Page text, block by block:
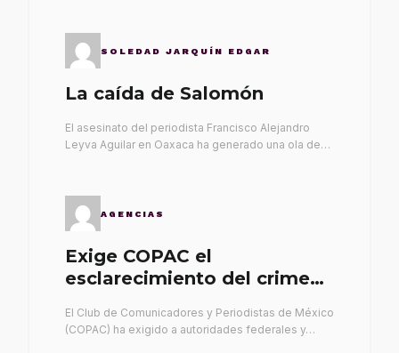
SOLEDAD JARQUÍN EDGAR
La caída de Salomón
El asesinato del periodista Francisco Alejandro
Leyva Aguilar en Oaxaca ha generado una ola de…
AGENCIAS
Exige COPAC el
esclarecimiento del crimen
El Club de Comunicadores y Periodistas de México
(COPAC) ha exigido a autoridades federales y…